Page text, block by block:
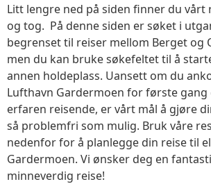
Litt lengre ned på siden finner du vårt
og tog. På denne siden er søket i
begrenset til reiser mellom Berget og
men du kan bruke søkefeltet til å
annen holdeplass. Uansett om du
Lufthavn Gardermoen for første gang
erfaren reisende, er vårt mål å gjøre
så problemfri som mulig. Bruk våre
nedenfor for å planlegge din reise til
Gardermoen. Vi ønsker deg en
minneverdig reise!